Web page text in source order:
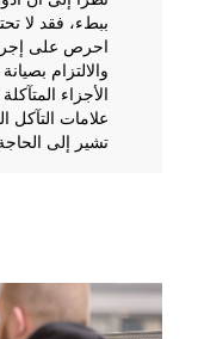
ببطء، فقد لا
احرص على
والالتزام
الأجزاء
علامات التآكل
تشير إلى